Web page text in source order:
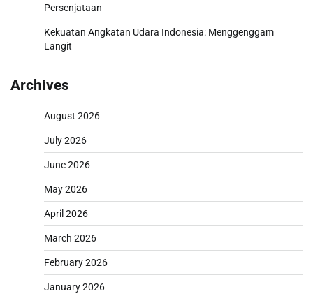
Persenjataan
Kekuatan Angkatan Udara Indonesia: Menggenggam
Langit
Archives
August 2026
July 2026
June 2026
May 2026
April 2026
March 2026
February 2026
January 2026